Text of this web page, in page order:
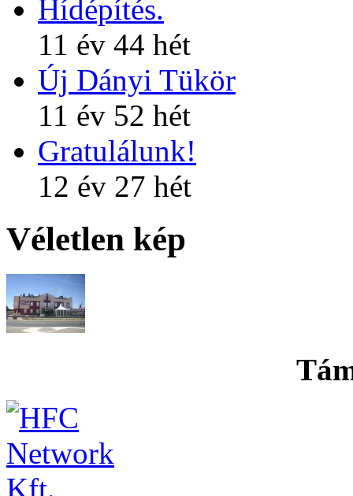
Hídépítés.
11 év 44 hét
Új Dányi Tükör
11 év 52 hét
Gratulálunk!
12 év 27 hét
Véletlen kép